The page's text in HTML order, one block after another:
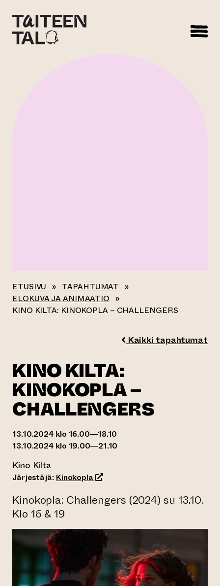
ETUSIVU » TAPAHTUMAT »
ELOKUVA JA ANIMAATIO »
KINO KILTA: KINOKOPLA – CHALLENGERS
Kaikki tapahtumat
KINO KILTA:
KINOKOPLA –
CHALLENGERS
13.10.2024 klo 16.00—18.10
13.10.2024 klo 19.00—21.10
Kino Kilta
Järjestäjä: Kinokopla(siirtyy toiseen verkkopalveluun)
Kinokopla: Challengers (2024) su 13.10.
Klo 16 & 19